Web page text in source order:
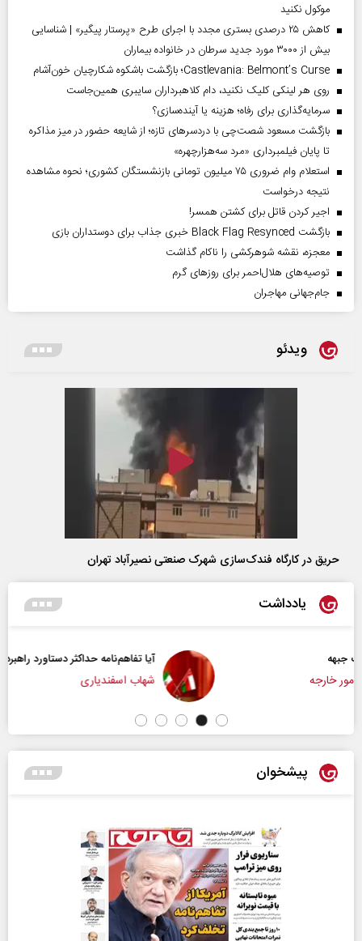
موکول نکنید
کاهش ۲۵ درصدی بستری مجدد با اجرای طرح «پرستار پیگیر» | شناسایی
بیش از ۳۰۰۰ مورد جدید سرطان در خانواده بیماران
Castlevania: Belmont’s Curse؛ بازگشت باشکوه شکارچیان خون‌آشام
روی هر لینکی کلیک نکنید، دام کلاهبرداران سایبری همین‌جاست
سرمایه‌گذاری برای رفاه؛ هزینه یا آینده‌سازی؟
بازگشت مسعود شصت‌چی با دردسر‌های تازه؛ از شایعه حضور در میز مذاکره
تا پایان فیلمبرداری «مرد سه‌هزارچهره»
استعلام وام ضروری ۷۵ میلیون تومانی بازنشستگان کشوری؛ نحوه مشاهده
نتیجه درخواست
اجیر کردن قاتل برای کشتن همسر!
بازگشت Black Flag Resynced خبری جذاب برای دوستداران بازی
معجزه، نقشه شوهرکشی را ناکام گذاشت
توصیه‌های هلال‌احمر برای روز‌های گرم
جام‌جهانی مهاجران
ویدئو
حریق در کارگاه فندک‌سازی شهرک صنعتی نصیرآباد تهران
یادداشت
آیا تفاهم‌نامه حداکثر دستاورد راهبردی ایران بود؟
شهاب اسفندیاری
پیشخوان